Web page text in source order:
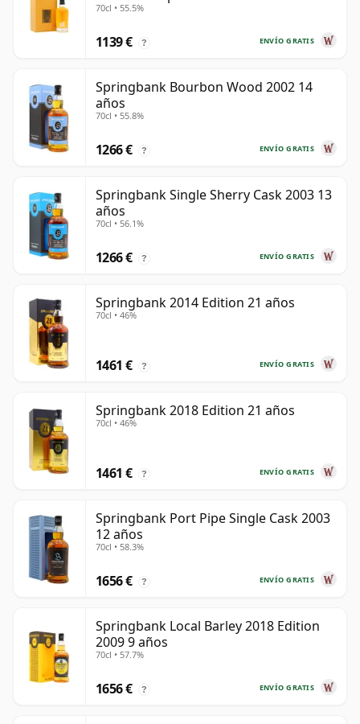
70cl • 55.5%
ENVÍO GRATIS
1139 € ?
Springbank Bourbon Wood 2002 14
años
70cl • 55.8%
ENVÍO GRATIS
1266 € ?
Springbank Single Sherry Cask 2003 13
años
70cl • 56.1%
ENVÍO GRATIS
1266 € ?
Springbank 2014 Edition 21 años
70cl • 46%
ENVÍO GRATIS
1461 € ?
Springbank 2018 Edition 21 años
70cl • 46%
ENVÍO GRATIS
1461 € ?
Springbank Port Pipe Single Cask 2003
12 años
70cl • 58.3%
ENVÍO GRATIS
1656 € ?
Springbank Local Barley 2018 Edition
2009 9 años
70cl • 57.7%
ENVÍO GRATIS
1656 € ?